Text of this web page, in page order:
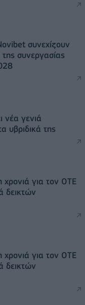
συνεχίζουν
συνεργασίας
νέα γενιά
υβριδικά της
χρονιά για τον ΟΤΕ
δεικτών
χρονιά για τον ΟΤΕ
δεικτών